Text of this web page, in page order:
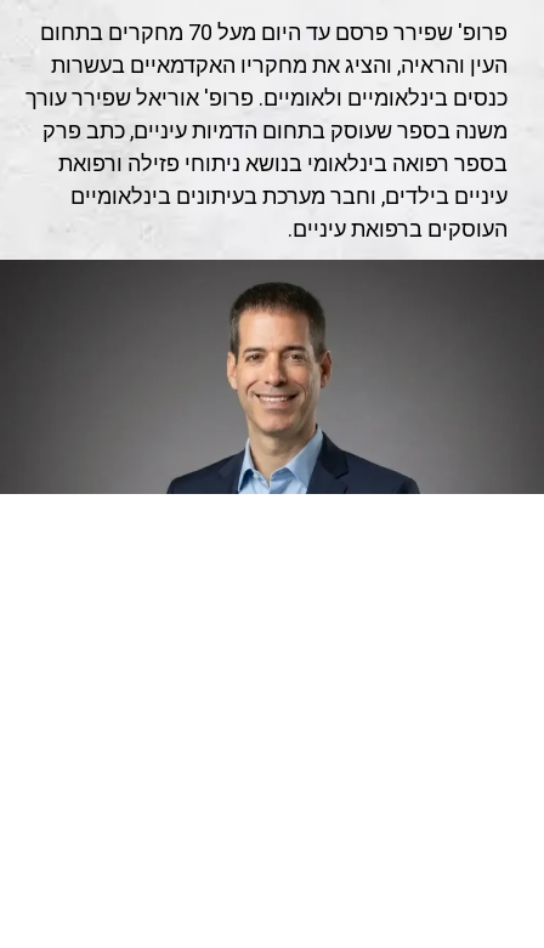
פרופ' שפירר פרסם עד היום מעל 70 מחקרים בתחום
העין והראיה, והציג את מחקריו האקדמאיים בעשרות
כנסים בינלאומיים ולאומיים. פרופ' אוריאל שפירר עורך
משנה בספר שעוסק בתחום הדמיות עיניים, כתב פרק
בספר רפואה בינלאומי בנושא ניתוחי פזילה ורפואת
עיניים בילדים, וחבר מערכת בעיתונים בינלאומיים
העוסקים ברפואת עיניים.